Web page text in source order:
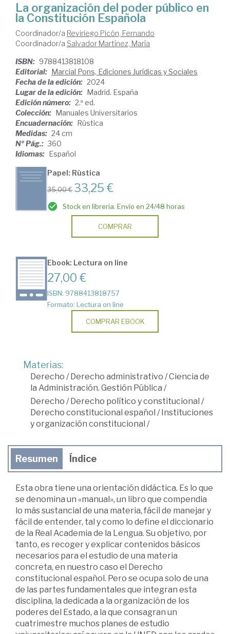
La organización del poder público en
la Constitución Española
Coordinador/a Reviriego Picón, Fernando
Coordinador/a Salvador Martínez, María
ISBN: 9788413818108
Editorial: Marcial Pons, Ediciones Jurídicas y Sociales
Fecha de la edición: 2024
Lugar de la edición: Madrid. España
Edición número: 2.ª ed.
Colección: Manuales Universitarios
Encuadernación: Rústica
Medidas: 24 cm
Nº Pág.: 360
Idiomas: Español
Papel: Rústica
35,00 € 33,25 €
Stock en librería. Envío en 24/48 horas
COMPRAR
Ebook: Lectura on line
27,00 €
ISBN: 9788413818757
Formato: Lectura on line
COMPRAR EBOOK
Materias:
Derecho /Derecho administrativo /Ciencia de
la Administración. Gestión Pública /
Derecho /Derecho político y constitucional /
Derecho constitucional español /Instituciones
y organización constitucional /
Resumen Índice
Esta obra tiene una orientación didáctica. Es lo que
se denomina un «manual», un libro que compendia
lo más sustancial de una materia, fácil de manejar y
fácil de entender, tal y como lo define el diccionario
de la Real Academia de la Lengua. Su objetivo, por
tanto, es recoger y explicar contenidos básicos
necesarios para el estudio de una materia
concreta, en nuestro caso el Derecho
constitucional español. Pero se ocupa solo de una
de las partes fundamentales que integran esta
disciplina, la dedicada a la organización de los
poderes del Estado, a la que consagran un
cuatrimestre muchos planes de estudio